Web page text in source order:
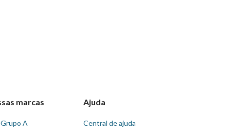
marcas
A
Ajuda
Central de ajuda